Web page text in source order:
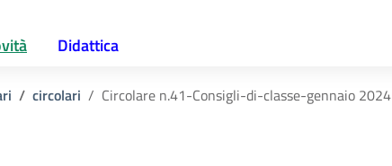
Didattica
circolari Circolare n.41-Consigli-di-classe-gennaio 2024